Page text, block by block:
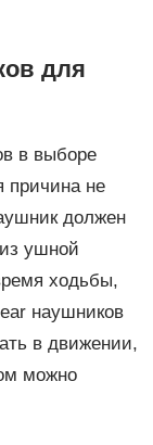
для
в выборе
причина не
должен
ушной
ходьбы,
наушников
в движении,
можно